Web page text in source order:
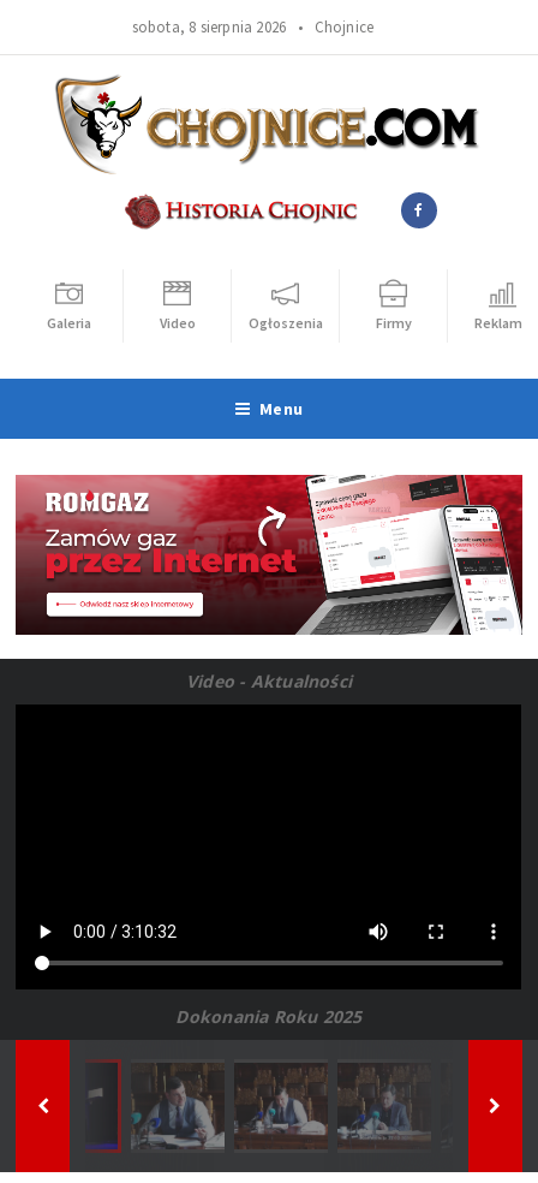
sobota, 8 sierpnia 2026 • Chojnice
Galeria Video Ogłoszenia Firmy Reklama
Menu
Video - Aktualności
Dokonania Roku 2025